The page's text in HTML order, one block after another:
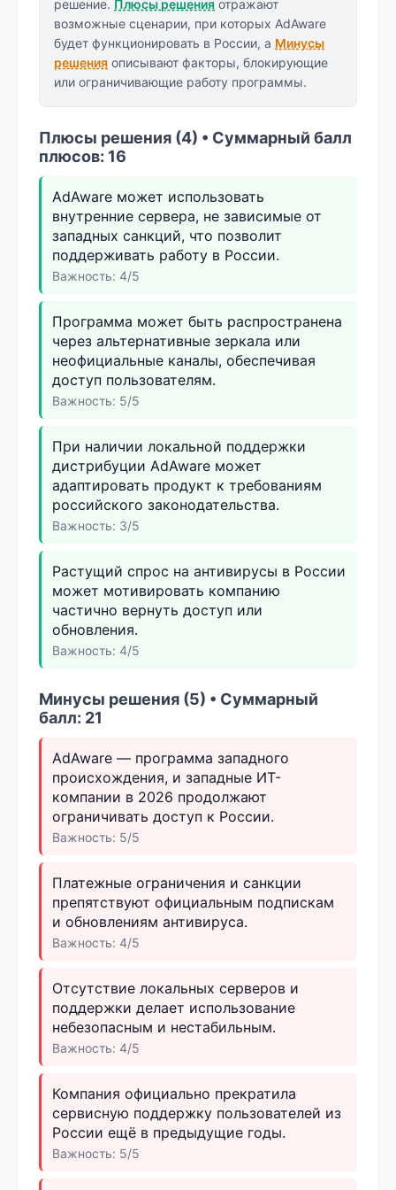
решение. Плюсы решения отражают
возможные сценарии, при которых AdAware
будет функционировать в России, а Минусы
решения описывают факторы, блокирующие
или ограничивающие работу программы.
Плюсы решения (4) • Суммарный балл
плюсов: 16
AdAware может использовать
внутренние сервера, не зависимые от
западных санкций, что позволит
поддерживать работу в России.
Важность: 4/5
Программа может быть распространена
через альтернативные зеркала или
неофициальные каналы, обеспечивая
доступ пользователям.
Важность: 5/5
При наличии локальной поддержки
дистрибуции AdAware может
адаптировать продукт к требованиям
российского законодательства.
Важность: 3/5
Растущий спрос на антивирусы в России
может мотивировать компанию
частично вернуть доступ или
обновления.
Важность: 4/5
Минусы решения (5) • Суммарный
балл: 21
AdAware — программа западного
происхождения, и западные ИТ-
компании в 2026 продолжают
ограничивать доступ к России.
Важность: 5/5
Платежные ограничения и санкции
препятствуют официальным подпискам
и обновлениям антивируса.
Важность: 4/5
Отсутствие локальных серверов и
поддержки делает использование
небезопасным и нестабильным.
Важность: 4/5
Компания официально прекратила
сервисную поддержку пользователей из
России ещё в предыдущие годы.
Важность: 5/5